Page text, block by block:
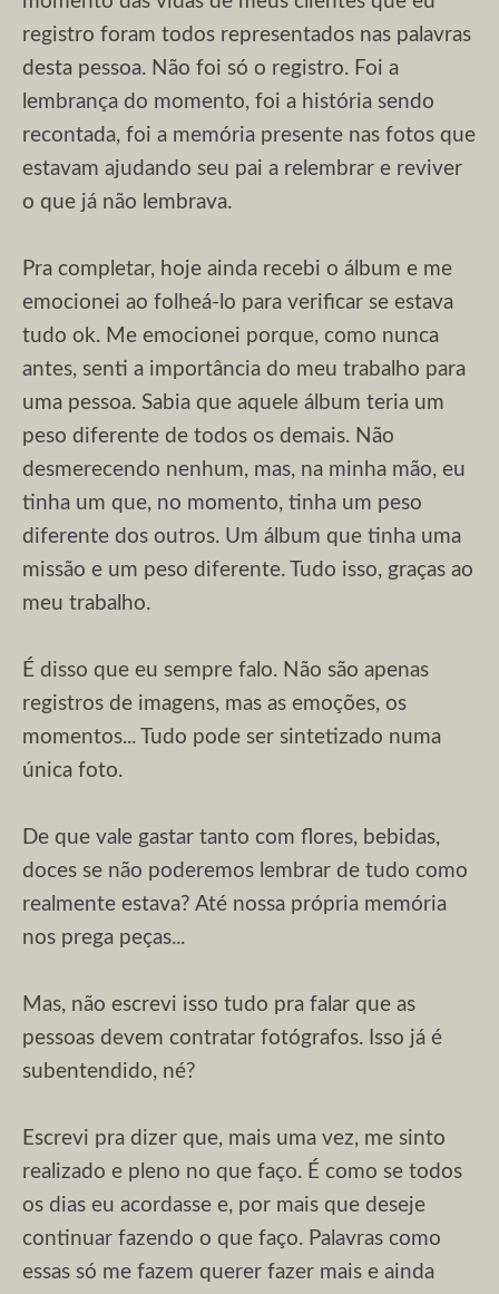
registro foram todos representados nas palavras
desta pessoa. Não foi só o registro. Foi a
lembrança do momento, foi a história sendo
recontada, foi a memória presente nas fotos que
estavam ajudando seu pai a relembrar e reviver
o que já não lembrava.
Pra completar, hoje ainda recebi o álbum e me
emocionei ao folheá-lo para verificar se estava
tudo ok. Me emocionei porque, como nunca
antes, senti a importância do meu trabalho para
uma pessoa. Sabia que aquele álbum teria um
peso diferente de todos os demais. Não
desmerecendo nenhum, mas, na minha mão, eu
tinha um que, no momento, tinha um peso
diferente dos outros. Um álbum que tinha uma
missão e um peso diferente. Tudo isso, graças ao
meu trabalho.
É disso que eu sempre falo. Não são apenas
registros de imagens, mas as emoções, os
momentos... Tudo pode ser sintetizado numa
única foto.
De que vale gastar tanto com flores, bebidas,
doces se não poderemos lembrar de tudo como
realmente estava? Até nossa própria memória
nos prega peças...
Mas, não escrevi isso tudo pra falar que as
pessoas devem contratar fotógrafos. Isso já é
subentendido, né?
Escrevi pra dizer que, mais uma vez, me sinto
realizado e pleno no que faço. É como se todos
os dias eu acordasse e, por mais que deseje
continuar fazendo o que faço. Palavras como
essas só me fazem querer fazer mais e ainda